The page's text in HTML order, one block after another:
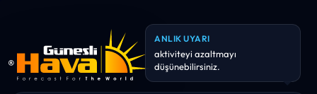
ANLIK UYARI
Yarın yağış olasılığı yüksek (~3
mm). Şemsiye/yağmurluk